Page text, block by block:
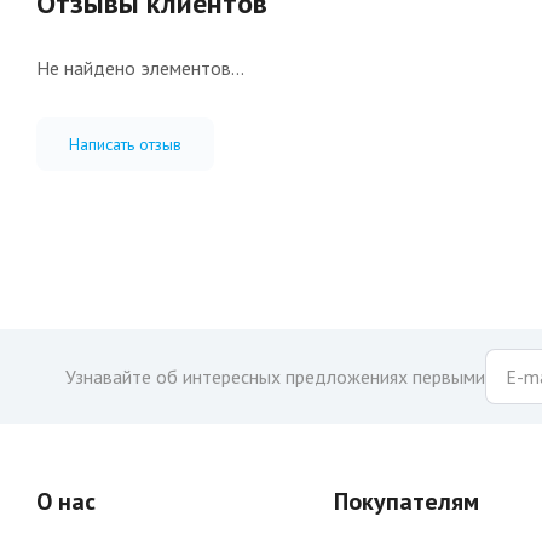
Не найдено элементов...
Написать отзыв
Узнавайте об интересных предложениях первыми
О нас Покупателям